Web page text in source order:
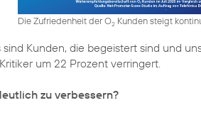
Die Zufriedenheit der O2Kunden steigt
Kunden, die begeistert sind und
um 22 Prozent verringert.
zu verbessern?